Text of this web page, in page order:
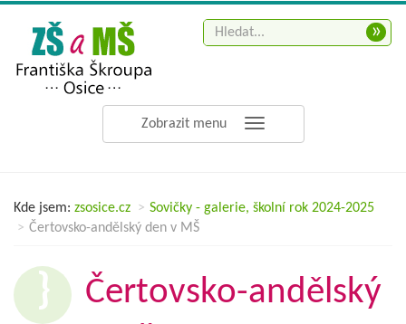
Zobrazit menu
»
Kde jsem: zsosice.cz
Sovičky - galerie, školní rok 2024-2025
Čertovsko-andělský den v MŠ
Čertovsko-andělský